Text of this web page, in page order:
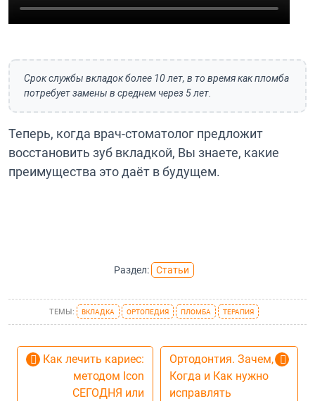
Срок службы вкладок более 10 лет, в то время как пломба
потребует замены в среднем через 5 лет.
Теперь, когда врач-стоматолог предложит
восстановить зуб вкладкой, Вы знаете, какие
преимущества это даёт в будущем.
Раздел: Статьи
ТЕМЫ: ВКЛАДКА ОРТОПЕДИЯ ПЛОМБА ТЕРАПИЯ
Навигация по записям
Как лечить кариес:
методом Icon
СЕГОДНЯ или
Ортодонтия. Зачем,
Когда и Как нужно
исправлять